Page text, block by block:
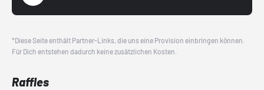
*Diese Seite enthält Partner-Links, die uns eine Provision einbringen können.
Für Dich entstehen dadurch keine zusätzlichen Kosten.
Raffles